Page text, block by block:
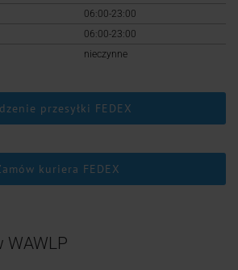
06:00-23:00
06:00-23:00
nieczynne
przesyłki FEDEX
kuriera FEDEX
WAWLP